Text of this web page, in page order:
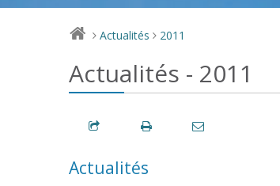
> Actualités > 2011
Actualités - 2011
Actualités